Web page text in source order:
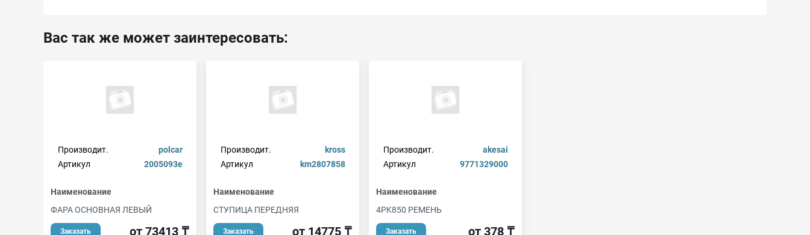
Вас так же может заинтересовать:
Производит.
polcar
Артикул
2005093e
Наименование
ФАРА ОСНОВНАЯ ЛЕВЫЙ
Заказать от 73413 ₸
Производит.
kross
Артикул
km2807858
Наименование
СТУПИЦА ПЕРЕДНЯЯ
Заказать от 14775 ₸
Производит.
akesai
Артикул
9771329000
Наименование
4PK850 РЕМЕНЬ
Заказать от 378 ₸